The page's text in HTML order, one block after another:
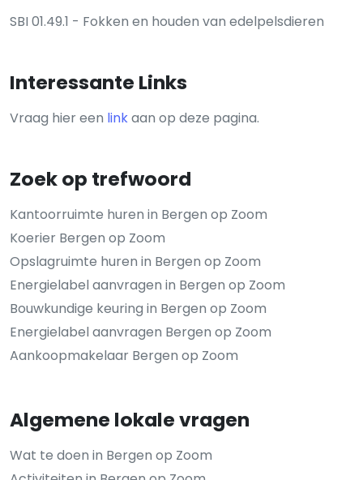
SBI 01.49.1 - Fokken en houden van edelpelsdieren
Interessante Links
Vraag hier een linkaan op deze pagina.
Zoek op trefwoord
Kantoorruimte huren in Bergen op Zoom
Koerier Bergen op Zoom
Opslagruimte huren in Bergen op Zoom
Energielabel aanvragen in Bergen op Zoom
Bouwkundige keuring in Bergen op Zoom
Energielabel aanvragen Bergen op Zoom
Aankoopmakelaar Bergen op Zoom
Algemene lokale vragen
Wat te doen in Bergen op Zoom